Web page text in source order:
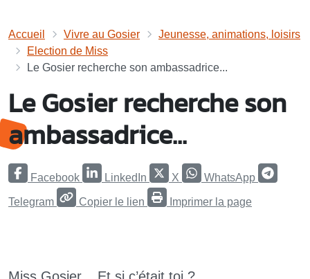
Accueil Vivre au Gosier
Jeunesse, animations, loisirs
Election de Miss
Le Gosier recherche son ambassadrice...
Le Gosier recherche son
ambassadrice...
Facebook LinkedIn X WhatsApp
Telegram Copier le lien Imprimer la page